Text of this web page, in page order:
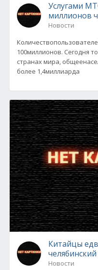
Услугами
миллионов
Новости
100миллионов. Сегодня
странах мира,
более 1,4миллиарда
Китайцы
Новости